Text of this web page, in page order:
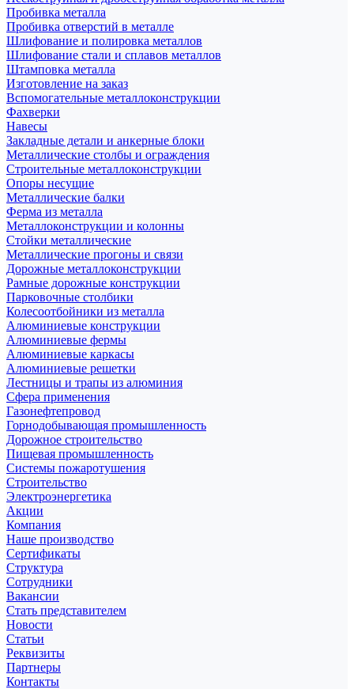
Пробивка металла
Пробивка отверстий в металле
Шлифование и полировка металлов
Шлифование стали и сплавов металлов
Штамповка металла
Изготовление на заказ
Вспомогательные металлоконструкции
Фахверки
Навесы
Закладные детали и анкерные блоки
Металлические столбы и ограждения
Строительные металлоконструкции
Опоры несущие
Металлические балки
Ферма из металла
Металлоконструкции и колонны
Стойки металлические
Металлические прогоны и связи
Дорожные металлоконструкции
Рамные дорожные конструкции
Парковочные столбики
Колесоотбойники из металла
Алюминиевые конструкции
Алюминиевые фермы
Алюминиевые каркасы
Алюминиевые решетки
Лестницы и трапы из алюминия
Сфера применения
Газонефтепровод
Горнодобывающая промышленность
Дорожное строительство
Пищевая промышленность
Системы пожаротушения
Строительство
Электроэнергетика
Акции
Компания
Наше производство
Сертификаты
Структура
Сотрудники
Вакансии
Стать представителем
Новости
Статьи
Реквизиты
Партнеры
Контакты